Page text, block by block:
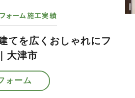
ォーム施工実績
てを広くおしゃれにフ
大津市
ォーム